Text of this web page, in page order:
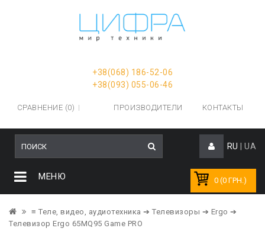
+38(068) 186-52-06
+38(093) 055-06-46
СРАВНЕНИЕ (0) ПРОИЗВОДИТЕЛИ КОНТАКТЫ
RU UA
0 (0 ГРН.)
МЕНЮ
≡ Теле, видео, аудиотехника ➔ Телевизоры ➔ Ergo ➔
Телевизор Ergo 65MQ95 Game PRO